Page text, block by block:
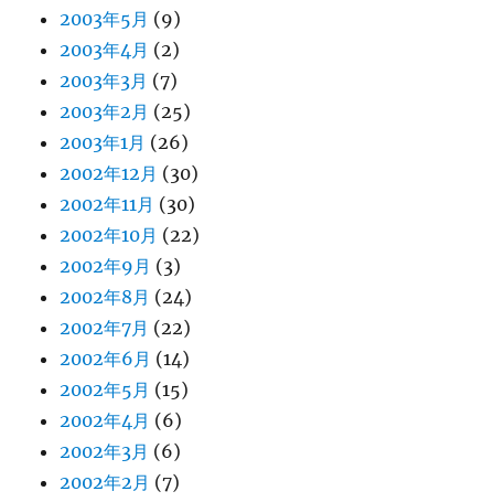
2003年5月 (9)
2003年4月 (2)
2003年3月 (7)
2003年2月 (25)
2003年1月 (26)
2002年12月 (30)
2002年11月 (30)
2002年10月 (22)
2002年9月 (3)
2002年8月 (24)
2002年7月 (22)
2002年6月 (14)
2002年5月 (15)
2002年4月 (6)
2002年3月 (6)
2002年2月 (7)